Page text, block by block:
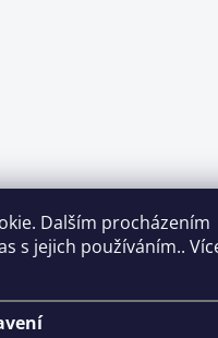
Dalším procházením
s jejich používáním..